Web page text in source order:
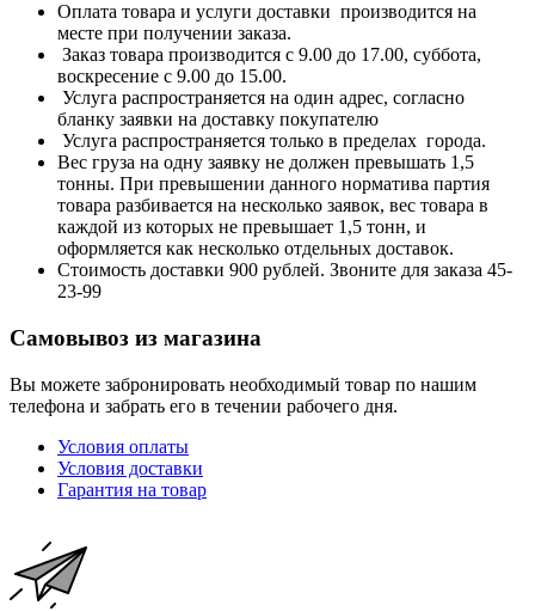
Оплата товара и услуги доставки производится на
месте при получении заказа.
Заказ товара производится с 9.00 до 17.00, суббота,
воскресение с 9.00 до 15.00.
Услуга распространяется на один адрес, согласно
бланку заявки на доставку покупателю
Услуга распространяется только в пределах города.
Вес груза на одну заявку не должен превышать 1,5
тонны. При превышении данного норматива партия
товара разбивается на несколько заявок, вес товара в
каждой из которых не превышает 1,5 тонн, и
оформляется как несколько отдельных доставок.
Стоимость доставки 900 рублей. Звоните для заказа 45-
23-99
Самовывоз из магазина
Вы можете забронировать необходимый товар по нашим
телефона и забрать его в течении рабочего дня.
Условия оплаты
Условия доставки
Гарантия на товар